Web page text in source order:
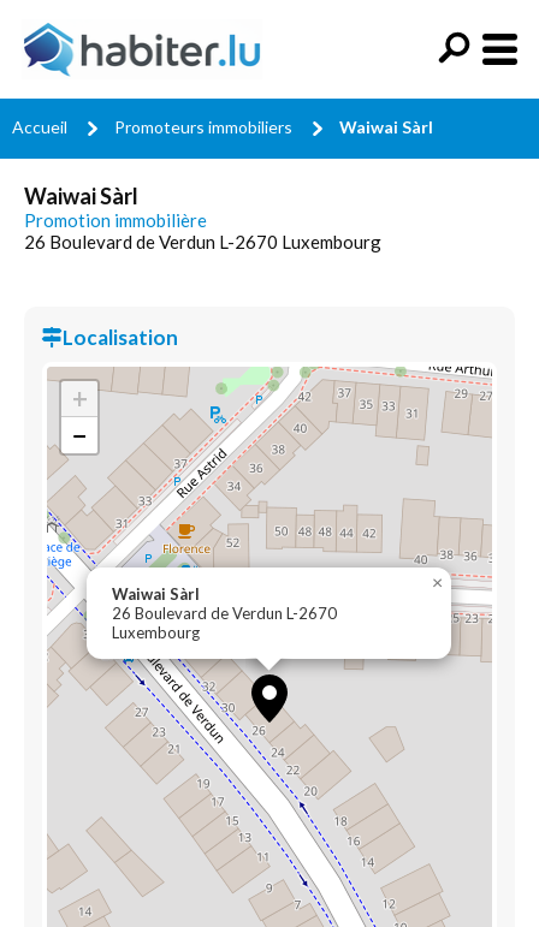
Accueil Promoteurs immobiliers Waiwai Sàrl
Waiwai Sàrl
Promotion immobilière
26 Boulevard de Verdun L-2670 Luxembourg
Localisation
Waiwai Sàrl
26 Boulevard de Verdun L-2670
Luxembourg
×
+
−